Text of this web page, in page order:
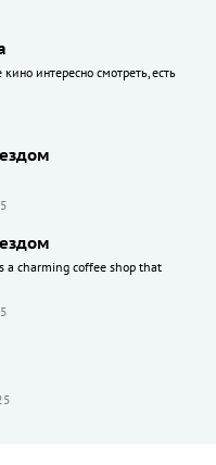
интересно смотреть, есть
a charming coffee shop that